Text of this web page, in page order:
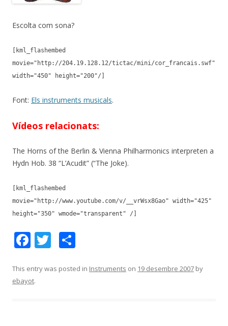
Escolta com sona?
[kml_flashembed
movie="http://204.19.128.12/tictac/mini/cor_francais.swf"
width="450" height="200"/]
Font: Els instruments musicals.
Vídeos relacionats:
The Horns of the Berlin & Vienna Philharmonics interpreten a
Hydn Hob. 38 “L’Acudit” (“The Joke).
[kml_flashembed
movie="http://www.youtube.com/v/__vrWsx8Gao" width="425"
height="350" wmode="transparent" /]
F
e
b
T
itt m
This entry was posted in Instruments on 19 desembre 2007 by
ebayot.